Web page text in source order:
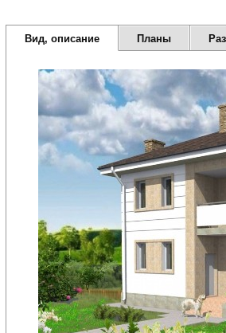
Вид, описание Планы